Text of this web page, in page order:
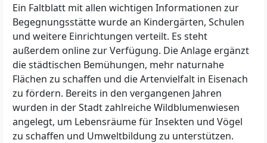
Ein Faltblatt mit allen wichtigen Informationen zur
Begegnungsstätte wurde an Kindergärten, Schulen
und weitere Einrichtungen verteilt. Es steht
außerdem online zur Verfügung. Die Anlage ergänzt
die städtischen Bemühungen, mehr naturnahe
Flächen zu schaffen und die Artenvielfalt in Eisenach
zu fördern. Bereits in den vergangenen Jahren
wurden in der Stadt zahlreiche Wildblumenwiesen
angelegt, um Lebensräume für Insekten und Vögel
zu schaffen und Umweltbildung zu unterstützen.